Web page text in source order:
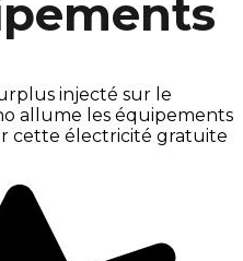
injecté sur le
allume les équipements
cette électricité gratuite